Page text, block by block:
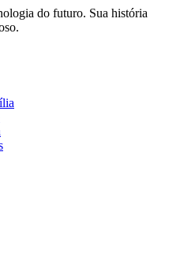
do futuro. Sua história